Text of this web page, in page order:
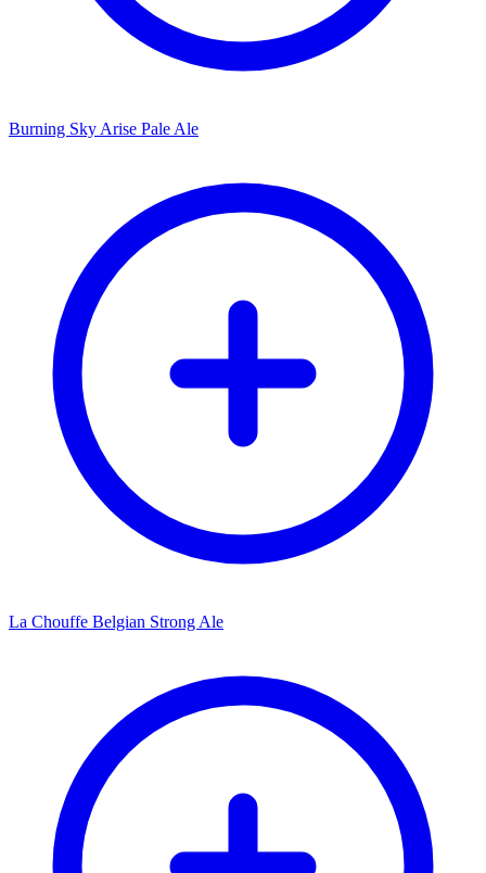
Burning Sky Arise Pale Ale
La Chouffe Belgian Strong Ale